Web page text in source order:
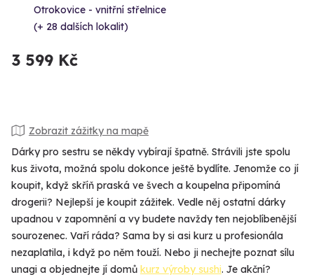
Otrokovice - vnitřní střelnice
(+ 28 dalších lokalit)
3 599 Kč
Zobrazit zážitky na mapě
Dárky pro sestru se někdy vybírají špatně. Strávili jste spolu
kus života, možná spolu dokonce ještě bydlíte. Jenomže co jí
koupit, když skříň praská ve švech a koupelna připomíná
drogerii? Nejlepší je koupit zážitek. Vedle něj ostatní dárky
upadnou v zapomnění a vy budete navždy ten nejoblíbenější
sourozenec. Vaří ráda? Sama by si asi kurz u profesionála
nezaplatila, i když po něm touží. Nebo ji nechejte poznat sílu
unagi a objednejte jí domů kurz výroby sushi. Je akční?